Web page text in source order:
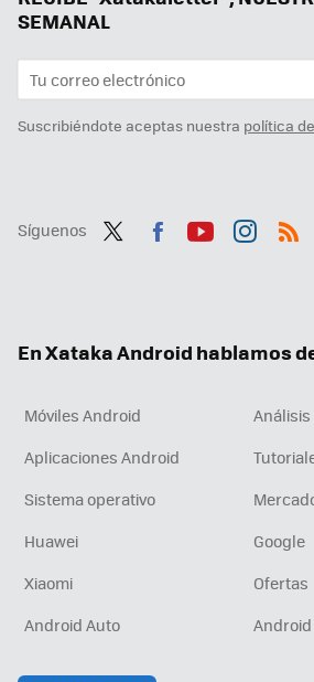
SEMANAL
Suscribiéndote aceptas nuestra política
Síguenos
En Xataka Android hablamos
Móviles Android
Análisis
Aplicaciones Android
Sistema operativo
Huawei
Google
Xiaomi
Ofertas
Android Auto
Android